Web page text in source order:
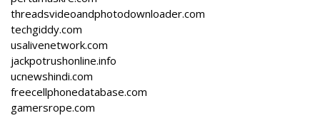
threadsvideoandphotodownloader.com
techgiddy.com
usalivenetwork.com
jackpotrushonline.info
ucnewshindi.com
freecellphonedatabase.com
gamersrope.com